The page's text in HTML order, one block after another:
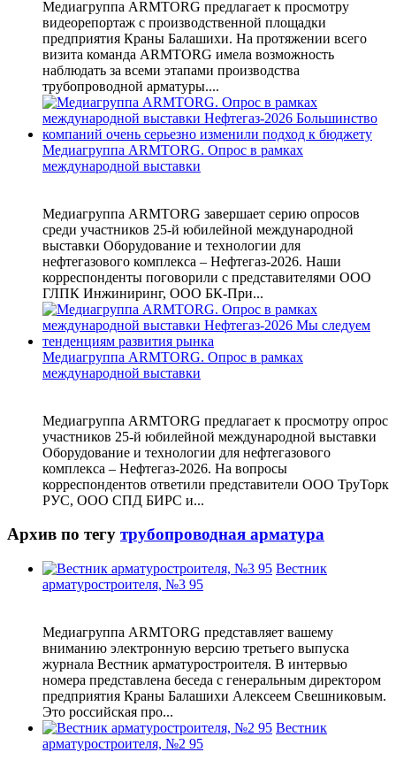
Медиагруппа ARMTORG предлагает к просмотру
видеорепортаж с производственной площадки
предприятия Краны Балашихи. На протяжении всего
визита команда ARMTORG имела возможность
наблюдать за всеми этапами производства
трубопроводной арматуры....
Медиагруппа ARMTORG. Опрос в рамках
международной выставки
Медиагруппа ARMTORG завершает серию опросов
среди участников 25-й юбилейной международной
выставки Оборудование и технологии для
нефтегазового комплекса – Нефтегаз-2026. Наши
корреспонденты поговорили с представителями ООО
ГЛПК Инжиниринг, ООО БК-При...
Медиагруппа ARMTORG. Опрос в рамках
международной выставки
Медиагруппа ARMTORG предлагает к просмотру опрос
участников 25-й юбилейной международной выставки
Оборудование и технологии для нефтегазового
комплекса – Нефтегаз-2026. На вопросы
корреспондентов ответили представители ООО ТруТорк
РУС, ООО СПД БИРС и...
Архив по тегу трубопроводная арматура
Вестник
арматуростроителя, №3 95
Медиагруппа ARMTORG представляет вашему
вниманию электронную версию третьего выпуска
журнала Вестник арматуростроителя. В интервью
номера представлена беседа с генеральным директором
предприятия Краны Балашихи Алексеем Свешниковым.
Это российская про...
Вестник
арматуростроителя, №2 95